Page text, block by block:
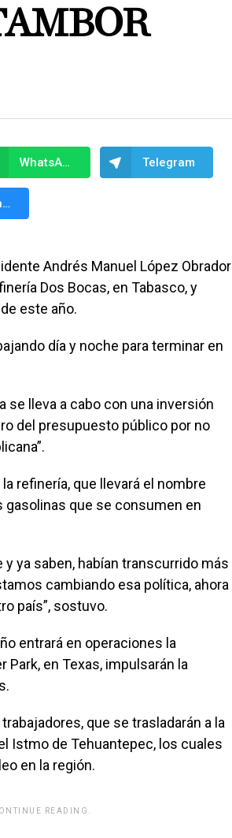
WhatsApp Telegram
Messenger
Andrés Manuel López Obrador
Dos Bocas, en Tabasco, y
este año.
día y noche para terminar en
se lleva a cabo con una inversión
del presupuesto público por no
refinería, que llevará el nombre
gasolinas que se consumen en
ya saben, habían transcurrido más
cambiando esa política, ahora
país”, sostuvo.
entrará en operaciones la
Park, en Texas, impulsarán la
que se trasladarán a la
Istmo de Tehuantepec, los cuales
en la región.
READING.